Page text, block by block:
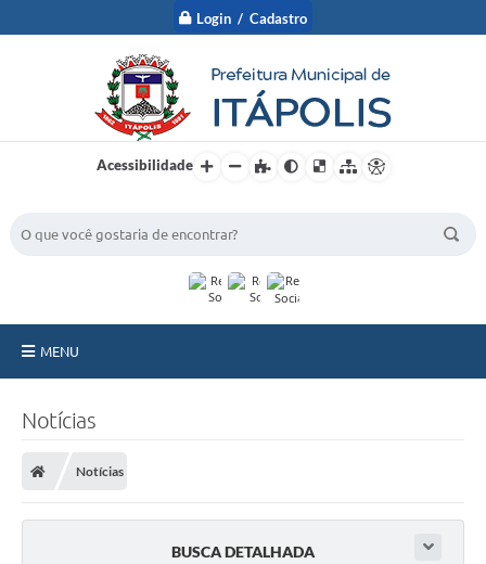
Login / Cadastro
Acessibilidade
MENU
Notícias
Notícias
BUSCA DETALHADA